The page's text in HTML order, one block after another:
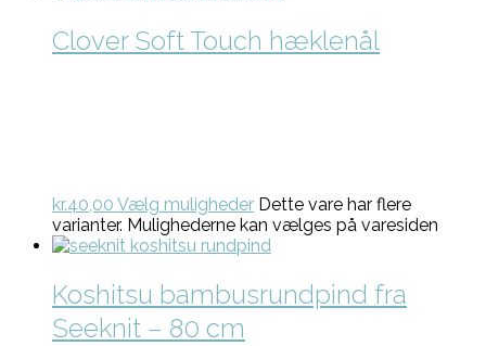
Clover Soft Touch hæklenål
kr.40,00 Vælg muligheder Dette vare har flere
varianter. Mulighederne kan vælges på varesiden
Koshitsu bambusrundpind fra
Seeknit – 80 cm